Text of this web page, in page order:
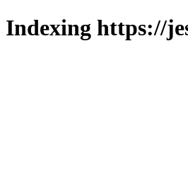
Indexing https://